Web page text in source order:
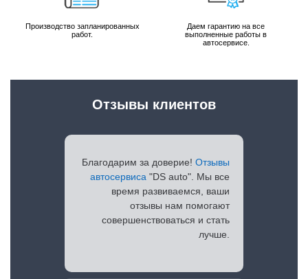
Производство запланированных
работ.
Даем гарантию на все
выполненные работы в
автосервисе.
Благодарим за доверие! Отзывы
автосервиса "DS auto". Мы все
время развиваемся, ваши
отзывы нам помогают
совершенствоваться и стать
лучше.
Отзывы клиентов